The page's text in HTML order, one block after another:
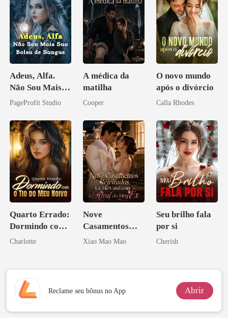
Adeus, Alfa.
Não Sou Mais
Sua Bolsa de
PageProfit Studio
A médica da
matilha
Cooper
O novo mundo
após o divórcio
Calla Rhodes
Quarto Errado:
Dormindo com
o Tio do Meu
Charlotte
Nove
Casamentos
Rejeitados, Eu
Ex
Xiao Mao Mao
Seu brilho fala
por si
Cherish
Reclame seu bônus no App Abrir